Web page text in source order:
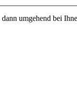
umgehend bei